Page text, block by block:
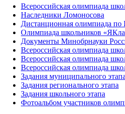
Всероссийская олимпиада
Наследники Ломоносова
Дистанционная олимпиада
Олимпиада школьников
Документы Минобрнауки
Всероссийская олимпиада
Всероссийская олимпиада
Всероссийская олимпиада
Задания муниципального этапа
Задания регионального этапа
Задания школьного этапа
Фотоальбом участников